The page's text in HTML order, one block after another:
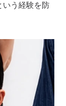
いう経験を防